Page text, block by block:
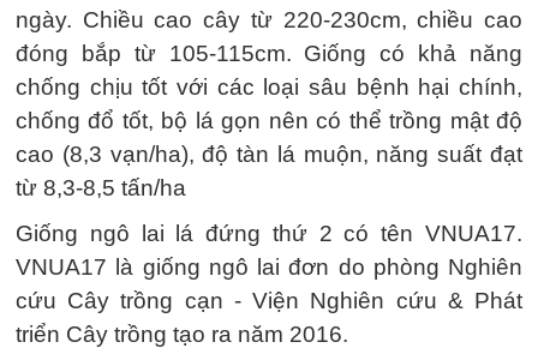
ngày. Chiều cao cây từ 220-230cm, chiều cao
đóng bắp từ 105-115cm. Giống có khả năng
chống chịu tốt với các loại sâu bệnh hại chính,
chống đổ tốt, bộ lá gọn nên có thể trồng mật độ
cao (8,3 vạn/ha), độ tàn lá muộn, năng suất đạt
từ 8,3-8,5 tấn/ha
Giống ngô lai lá đứng thứ 2 có tên VNUA17.
VNUA17 là giống ngô lai đơn do phòng Nghiên
cứu Cây trồng cạn - Viện Nghiên cứu & Phát
triển Cây trồng tạo ra năm 2016.